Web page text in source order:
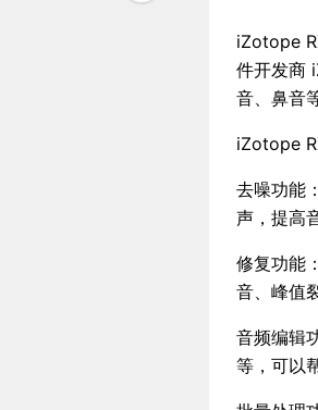
iZotope
件开发商
音、鼻音
iZotope
去噪功能
声，提高
修复功能
音、峰值
音频编辑
等，可以